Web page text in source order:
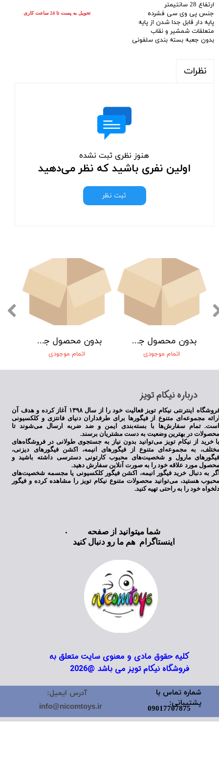
ارتفاع 28 سانتیمتر
جنس پی وی سی فشرده
پایه دار قابل جدا شدن از پایه
متعلقات شمشیر و نقاب
بدون جعبه بسته بندی سلفونی
نظرات
هنوز نظری ثبت نشده
اولین نفری باشید که نظر می‌دهید
ثبت نظر
بدون محصول جهت نمایش
اتمام موجودی
بدون محصول جهت نمایش
اتمام موجودی
تحویل به پست تا 24 ساعت کاری
​درباره نیکام تویز
فروشگاه اینترنتی نیکام تویز فعالیت خود را از سال ۱۳۹۸ آغاز کرده و هدف آن
مجموعه‌ای متنوع از فیگورها برای طرفداران دنیای فانتزی و کلکسیونی
تمام سفارش‌ها با بسته‌بندی ایمن و ضد ضربه ارسال می‌شوند تا
در بهترین وضعیت به دست مشتریان برسند.
خرید از نیکام تویز می‌توانید بدون نیاز به جستجوی طولانی در فروشگاه‌های
به مجموعه‌ای متنوع از فیگورهای انیمه، اکشن فیگورهای دیزنی،
مارول و شخصیت‌های محبوب کارتونی دسترسی داشته باشید و
مورد علاقه خود را به صورت آنلاین سفارش دهید.
به دنبال خرید فیگور انیمه، اکشن فیگور کلکسیونی یا مجسمه شخصیت‌های
هستید، می‌توانید محصولات متنوع نیکام تویز را مشاهده کرده و فیگور
خود را به راحتی تهیه کنید.
کلیه حقوق مادی و معنوی سایت متعلق به
فروشگاه نیکام تویز می باشد @2026
شما میتوانید از صفحه
اینستاگرام هم ما رو دنبال کنید
شماره تماس با
پشتیبانی:
09017707875
آدرس ایمیل:
info@nicomtoys.ir